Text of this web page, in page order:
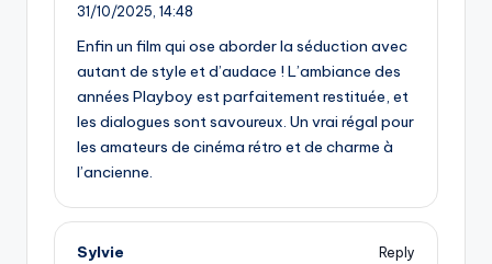
31/10/2025, 14:48
Enfin un film qui ose aborder la séduction avec
autant de style et d’audace ! L’ambiance des
années Playboy est parfaitement restituée, et
les dialogues sont savoureux. Un vrai régal pour
les amateurs de cinéma rétro et de charme à
l’ancienne.
Sylvie
Reply